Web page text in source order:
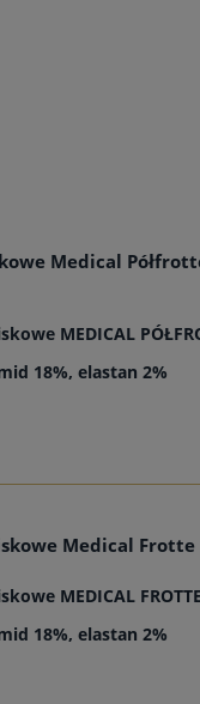
Medical
MEDICAL
18%, elastan 2%
Medical
MEDICAL FROTTE
18%, elastan 2%